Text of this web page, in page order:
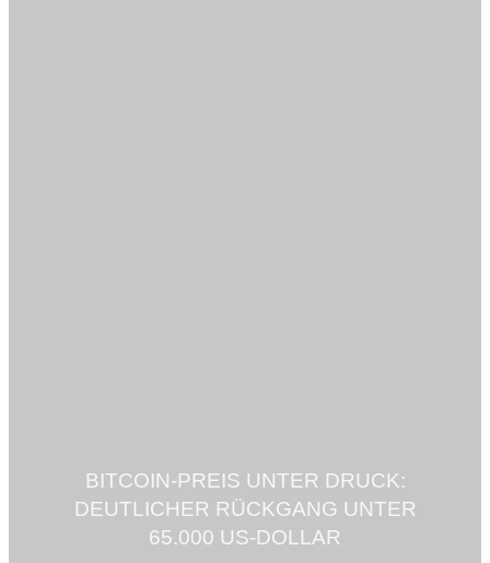
BITCOIN-PREIS UNTER DRUCK:
DEUTLICHER RÜCKGANG UNTER
65.000 US-DOLLAR